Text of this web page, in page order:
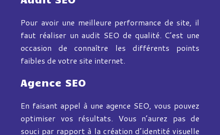
Pour avoir une meilleure performance de site, il
faut réaliser un audit SEO de qualité. C’est une
occasion de connaître les différents points
faibles de votre site internet.
Agence SEO
En faisant appel à une agence SEO, vous pouvez
optimiser vos résultats. Vous n’aurez pas de
souci par rapport à la création d’identité visuelle